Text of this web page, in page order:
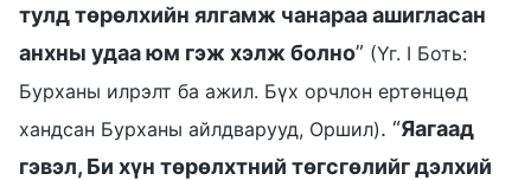
тулд төрөлхийн ялгамж чанараа ашигласан
анхны удаа юм гэж хэлж болно” (Үг. I Боть:
Бурханы илрэлт ба ажил. Бүх орчлон ертөнцөд
хандсан Бурханы айлдварууд, Оршил). “Яагаад
гэвэл, Би хүн төрөлхтний төгсгөлийг дэлхий